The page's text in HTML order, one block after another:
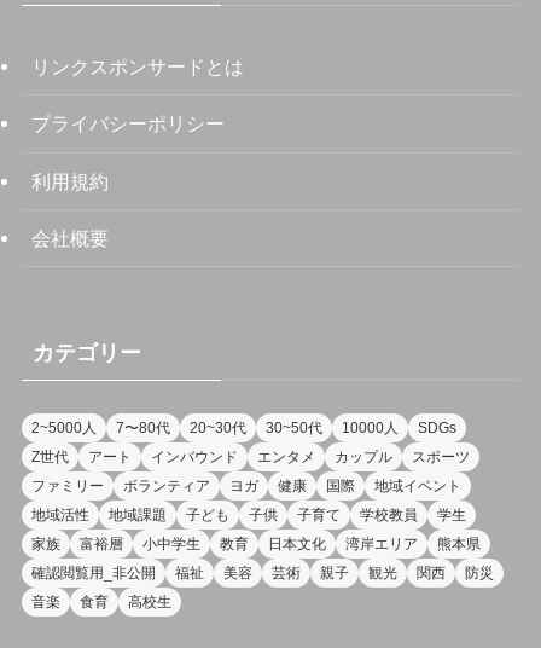
リンクスポンサードとは
プライバシーポリシー
利用規約
会社概要
カテゴリー
2~5000人 7〜80代 20~30代 30~50代 10000人
SDGs
Z世代
アート インバウンド エンタメ カップル
スポーツ
ファミリー
ボランティア ヨガ 健康 国際
地域イベント
地域活性
地域課題 子ども 子供 子育て 学校教員
学生
家族
富裕層 小中学生 教育 日本文化 湾岸エリア
熊本県
確認閲覧用_非公開
福祉 美容 芸術 親子 観光 関西
防災
音楽
食育 高校生